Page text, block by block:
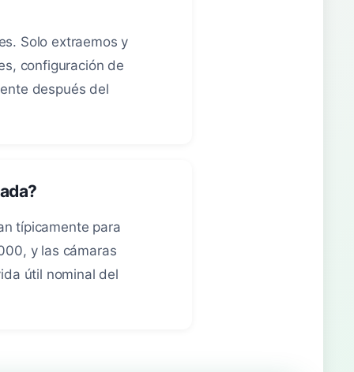
Solo extraemos y
configuración de
después del
típicamente para
y las cámaras
útil nominal del